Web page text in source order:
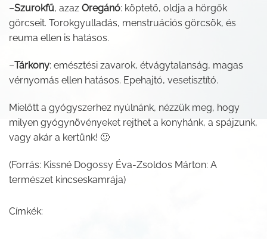
–Szurokfű, azaz Oregánó: köptető, oldja a hörgők
görcseit. Torokgyulladás, menstruációs görcsök, és
reuma ellen is hatásos.
–Tárkony: emésztési zavarok, étvágytalanság, magas
vérnyomás ellen hatásos. Epehajtó, vesetisztító.
Mielőtt a gyógyszerhez nyúlnánk, nézzük meg, hogy
milyen gyógynövényeket rejthet a konyhánk, a spájzunk,
vagy akár a kertünk! 🙂
(Forrás: Kissné Dogossy Éva-Zsoldos Márton: A
természet kincseskamrája)
Címkék: